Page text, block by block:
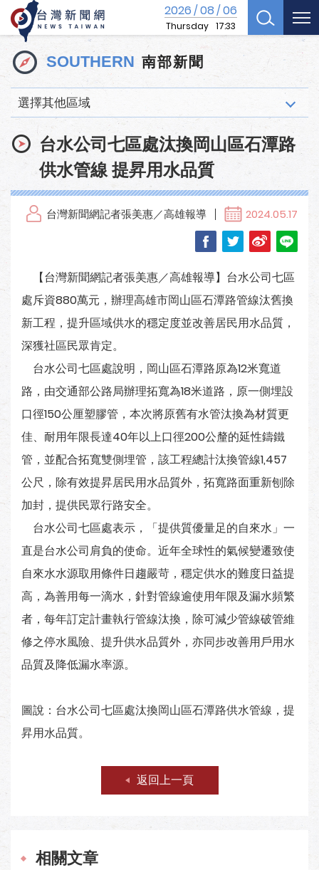
2026/08/06
Thursday 17:33
SOUTHERN 南部新聞
選擇其他區域
台水公司七區處汰換岡山區石潭路
供水管線 提昇用水品質
台灣新聞網記者張美惠／高雄報導 2024.05.17
【台灣新聞網記者張美惠／高雄報導】台水公司七區
處斥資880萬元，辦理高雄市岡山區石潭路管線汰舊換
新工程，提升區域供水的穩定度並改善居民用水品質，
深獲社區民眾肯定。
台水公司七區處說明，岡山區石潭路原為12米寬道
路，由交通部公路局辦理拓寬為18米道路，原一側埋設
口徑150公厘塑膠管，本次將原舊有水管汰換為材質更
佳、耐用年限長達40年以上口徑200公釐的延性鑄鐵
管，並配合拓寬雙側埋管，該工程總計汰換管線1,457
公尺，除有效提昇居民用水品質外，拓寬路面重新刨除
加封，提供民眾行路安全。
台水公司七區處表示，「提供質優量足的自來水」一
直是台水公司肩負的使命。近年全球性的氣候變遷致使
自來水水源取用條件日趨嚴苛，穩定供水的難度日益提
高，為善用每一滴水，針對管線逾使用年限及漏水頻繁
者，每年訂定計畫執行管線汰換，除可減少管線破管維
修之停水風險、提升供水品質外，亦同步改善用戶用水
品質及降低漏水率源。
圖說：台水公司七區處汰換岡山區石潭路供水管線，提
昇用水品質。
返回上一頁
相關文章